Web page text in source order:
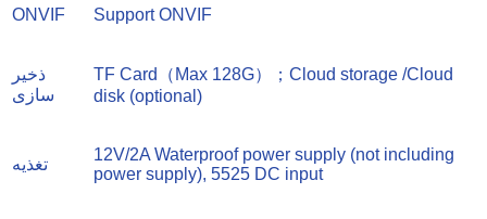
ONVIF Support ONVIF
ذخیر
سازی
TF Card（Max 128G）；Cloud storage /Cloud
disk (optional)
تغذیه
12V/2A Waterproof power supply (not including
power supply), 5525 DC input